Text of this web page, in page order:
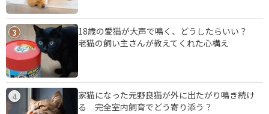
3
18歳の愛猫が大声で鳴く、どうしたらいい？
老猫の飼い主さんが教えてくれた心構え
4
家猫になった元野良猫が外に出たがり鳴き続け
る 完全室内飼育でどう寄り添う？